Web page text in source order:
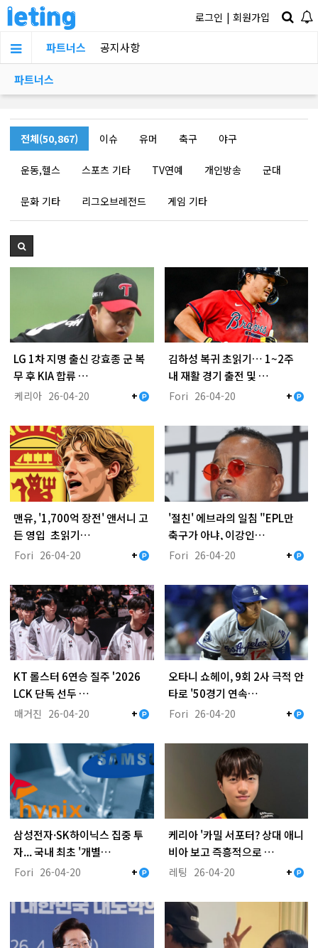
로그인 | 회원가입
파트너스 공지사항
파트너스
전체(50,867) 이슈 유머 축구 야구
운동,헬스 스포츠 기타 TV연예 개인방송 군대
문화 기타 리그오브레전드 게임 기타
LG 1차 지명 출신 강효종 군 복
무 후 KIA 합류 …
케리아 26-04-20 +
김하성 복귀 초읽기… 1~2주
내 재활 경기 출전 및 …
Fori 26-04-20 +
맨유, '1,700억 장전' 앤서니 고
든 영입 초읽기…
Fori 26-04-20 +
'절친' 에브라의 일침 "EPL만
축구가 아냐, 이강인…
Fori 26-04-20 +
KT 롤스터 6연승 질주 '2026
LCK 단독 선두 …
매거진 26-04-20 +
오타니 쇼헤이, 9회 2사 극적 안
타로 '50경기 연속…
Fori 26-04-20 +
삼성전자·SK하이닉스 집중 투
자... 국내 최초 '개별…
Fori 26-04-20 +
케리아 '카밀 서포터? 상대 애니
비아 보고 즉흥적으로 …
레팅 26-04-20 +